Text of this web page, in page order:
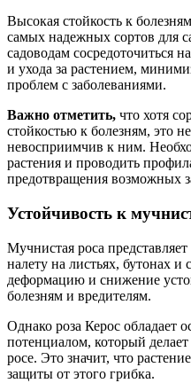
Высокая стойкость к
самых надежных сортов для
садоводам сосредоточиться
и ухода за растением,
проблем с заболеваниями.
Важно отметить, что хотя
стойкостью к болезням, это
невосприимчив к ним.
растения и проводить
предотвращения возможных
Устойчивость к
Мучнистая роса
налету на листьях, бутонах и
деформацию и снижение
болезням и вредителям.
Однако роза Керос обладает
потенциалом, который
росе. Это значит, что
защиты от этого грибка.